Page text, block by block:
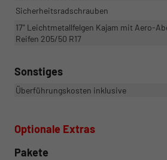
Sicherheitsradschrauben
17" Leichtmetallfelgen Kajam mit Aero-
Reifen 205/50 R17
Sonstiges
Überführungskosten inklusive
Optionale Extras
Pakete